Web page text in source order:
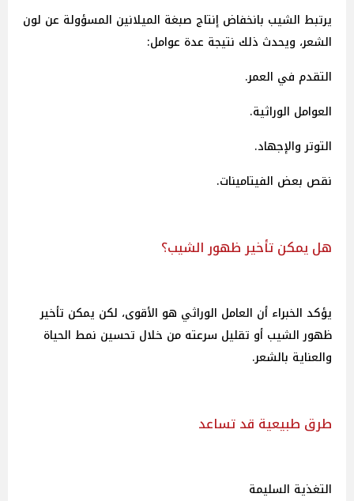
يرتبط الشيب بانخفاض إنتاج صبغة الميلانين المسؤولة عن لون
الشعر، ويحدث ذلك نتيجة عدة عوامل:
التقدم في العمر.
العوامل الوراثية.
التوتر والإجهاد.
نقص بعض الفيتامينات.
هل يمكن تأخير ظهور الشيب؟
يؤكد الخبراء أن العامل الوراثي هو الأقوى، لكن يمكن تأخير
ظهور الشيب أو تقليل سرعته من خلال تحسين نمط الحياة
والعناية بالشعر.
طرق طبيعية قد تساعد
التغذية السليمة